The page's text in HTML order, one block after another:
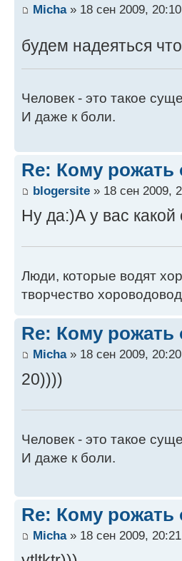
Micha» 18 сен 2009, 20:10
будем надеяться
Человек - это такое
И даже к боли.
Re: Кому
blogersite » 18 сен 2009,
Ну да:)А у вас какой
Люди, которые водят
творчество
Re: Кому
Micha» 18 сен 2009, 20:20
20))))
Человек - это такое
И даже к боли.
Re: Кому
Micha» 18 сен 2009, 20:21